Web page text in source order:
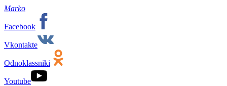
Marko
Facebook
Vkontakte
Odnoklassniki
Youtube